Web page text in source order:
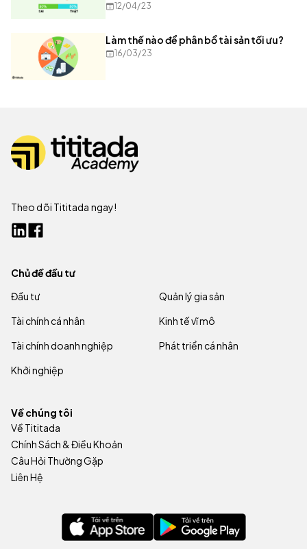
12/04/23
Làm thế nào để phân bổ tài sản tối ưu?
16/03/23
Theo dõi Tititada ngay!
Chủ đề đầu tư
Đầu tư
Quản lý gia sản
Tài chính cá nhân
Kinh tế vĩ mô
Tài chính doanh nghiệp
Phát triển cá nhân
Khởi nghiệp
Về chúng tôi
Về Tititada
Chính Sách & Điều Khoản
Câu Hỏi Thường Gặp
Liên Hệ